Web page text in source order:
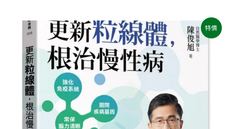
特價
原
價
格：
NT$420。
目
前
價
格：
NT$331。